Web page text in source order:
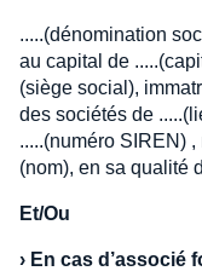
.....(dénomination
au capital de
(siège social),
des sociétés de
.....(numéro SIREN)
(nom), en sa qualité
Et/Ou
› En cas d’associé